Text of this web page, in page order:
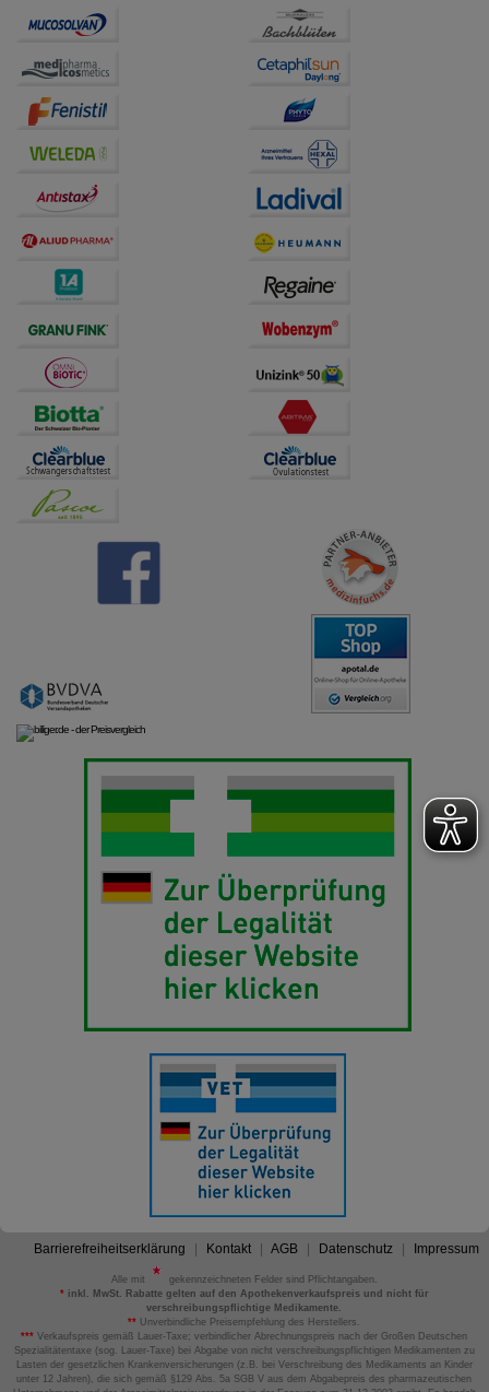
Barrierefreiheitserklärung Kontakt AGB Datenschutz Impressum
Alle mit
gekennzeichneten Felder sind Pflichtangaben.
*inkl. MwSt. Rabatte gelten auf den Apothekenverkaufspreis und nicht für
verschreibungspflichtige Medikamente.
** Unverbindliche Preisempfehlung des Herstellers.
*** Verkaufspreis gemäß Lauer-Taxe; verbindlicher Abrechnungspreis nach der Großen Deutschen
Spezialitätentaxe (sog. Lauer-Taxe) bei Abgabe von nicht verschreibungspflichtigen Medikamenten zu
Lasten der gesetzlichen Krankenversicherungen (z.B. bei Verschreibung des Medikaments an Kinder
unter 12 Jahren), die sich gemäß §129 Abs. 5a SGB V aus dem Abgabepreis des pharmazeutischen